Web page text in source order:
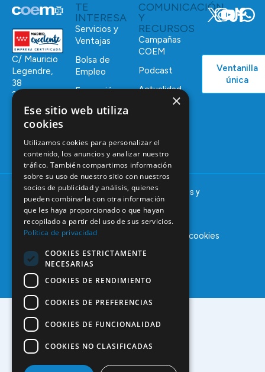
C/ Mauricio
Legendre,
38
28046
Madrid
91 561 29 05
informacion@coem.org.es
TE
INTERESA
Servicios y
Ventajas
Bolsa de
Empleo
Formación
COMUNICACIÓN
Y
RECURSOS
Campañas
COEM
Podcast
Actualidad
Ventanilla
única
© 2025 – COEM – Colegio Oficial de Odontólogos y
Estomatólogos de la I región
Aviso legalPolítica de privacidad Política de cookies
×
Ese sitio web utiliza
cookies
Utilizamos cookies para personalizar el
contenido, los anuncios y analizar nuestro
tráfico. También compartimos información
sobre su uso de nuestro sitio con nuestros
socios de publicidad y análisis, quienes
pueden combinarla con otra información
que les haya proporcionado o que hayan
recopilado a partir del uso de sus servicios.
Política de privacidad
COOKIES ESTRICTAMENTE
NECESARIAS
COOKIES DE RENDIMIENTO
COOKIES DE PREFERENCIAS
COOKIES DE FUNCIONALIDAD
COOKIES NO CLASIFICADAS